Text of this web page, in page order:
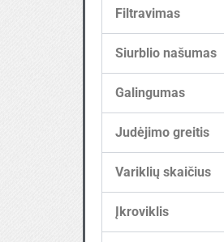
Filtravimas
Siurblio našumas
Galingumas
Judėjimo greitis
Variklių skaičius
Įkroviklis